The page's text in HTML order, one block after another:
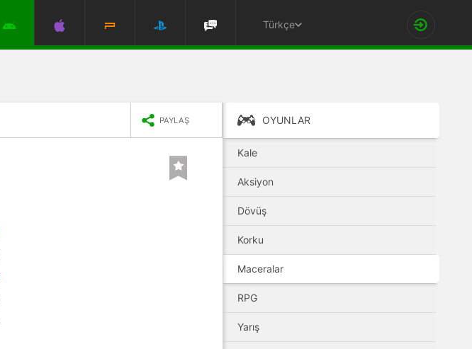
Türkçe
PAYLAŞ OYUNLAR
Kale
Aksiyon
Dövüş
Korku
Maceralar
RPG
Yarış